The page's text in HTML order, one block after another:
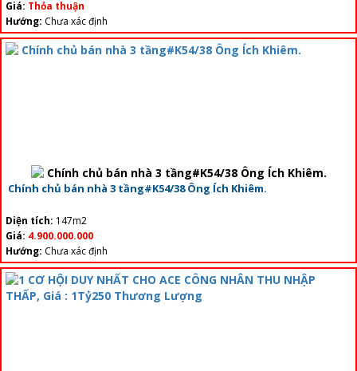
Giá: Thỏa thuận
Hướng: Chưa xác định
Chính chủ bán nhà 3 tầng#K54/38 Ông Ích Khiêm.
Diện tích: 147m2
Giá: 4.900.000.000
Hướng: Chưa xác định